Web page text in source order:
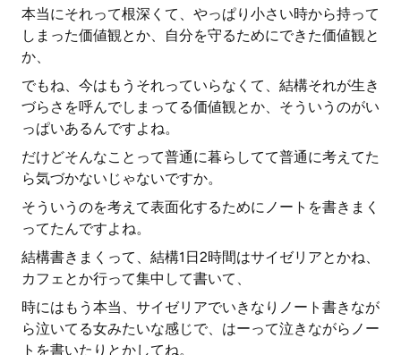
本当にそれって根深くて、やっぱり小さい時から持って
しまった価値観とか、自分を守るためにできた価値観と
か、
でもね、今はもうそれっていらなくて、結構それが生き
づらさを呼んでしまってる価値観とか、そういうのがい
っぱいあるんですよね。
だけどそんなことって普通に暮らしてて普通に考えてた
ら気づかないじゃないですか。
そういうのを考えて表面化するためにノートを書きまく
ってたんですよね。
結構書きまくって、結構1日2時間はサイゼリアとかね、
カフェとか行って集中して書いて、
時にはもう本当、サイゼリアでいきなりノート書きなが
ら泣いてる女みたいな感じで、はーって泣きながらノー
トを書いたりとかしてね。